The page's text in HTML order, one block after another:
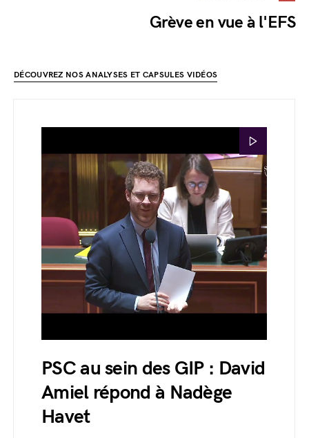
Grève en vue à l'EFS
DÉCOUVREZ NOS ANALYSES ET CAPSULES VIDÉOS
PSC au sein des GIP : David
Amiel répond à Nadège
Havet